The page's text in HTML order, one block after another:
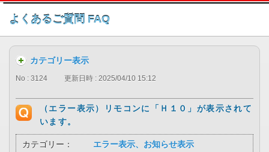
このページの本文へ
よくあるご質問 FAQ
カテゴリー表示
No : 3124 更新日時 : 2025/04/10 15:12
（エラー表示）リモコンに「Ｈ１０」が表示されて
います。
カテゴリー：
エラー表示、お知らせ表示